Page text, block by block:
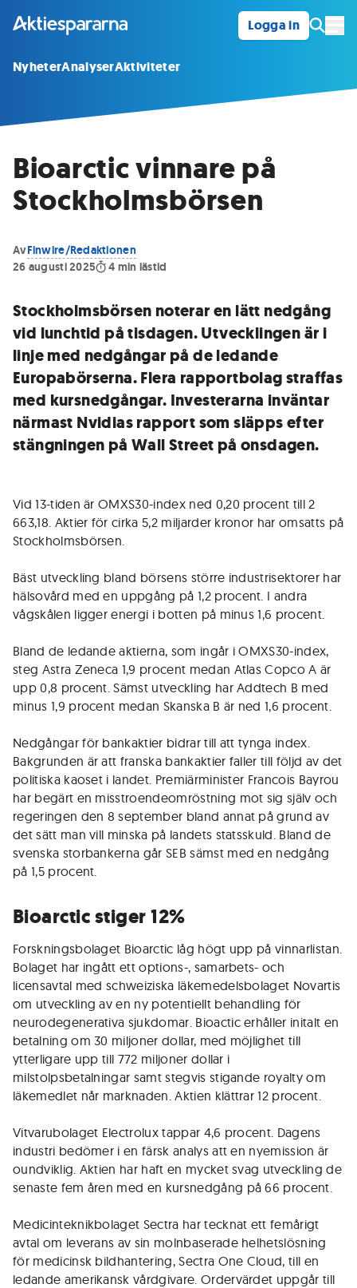
Logga in
NyheterAnalyserAktiviteter
Bioarctic vinnare på
Stockholmsbörsen
AvFinwire/Redaktionen
26 augusti 2025
4 min lästid
Stockholmsbörsen noterar en lätt nedgång
vid lunchtid på tisdagen. Utvecklingen är i
linje med nedgångar på de ledande
Europabörserna. Flera rapportbolag straffas
med kursnedgångar. Investerarna inväntar
närmast Nvidias rapport som släpps efter
stängningen på Wall Street på onsdagen.
Vid 13-tiden är OMXS30-index ned 0,20 procent till 2
663,18. Aktier för cirka 5,2 miljarder kronor har omsatts på
Stockholmsbörsen.
Bäst utveckling bland börsens större industrisektorer har
hälsovård med en uppgång på 1,2 procent. I andra
vågskålen ligger energi i botten på minus 1,6 procent.
Bland de ledande aktierna, som ingår i OMXS30-index,
steg Astra Zeneca 1,9 procent medan Atlas Copco A är
upp 0,8 procent. Sämst utveckling har Addtech B med
minus 1,9 procent medan Skanska B är ned 1,6 procent.
Nedgångar för bankaktier bidrar till att tynga index.
Bakgrunden är att franska bankaktier faller till följd av det
politiska kaoset i landet. Premiärminister Francois Bayrou
har begärt en misstroendeomröstning mot sig själv och
regeringen den 8 september bland annat på grund av
det sätt man vill minska på landets statsskuld. Bland de
svenska storbankerna går SEB sämst med en nedgång
på 1,5 procent.
Bioarctic stiger 12%
Forskningsbolaget Bioarctic låg högt upp på vinnarlistan.
Bolaget har ingått ett options-, samarbets- och
licensavtal med schweiziska läkemedelsbolaget Novartis
om utveckling av en ny potentiellt behandling för
neurodegenerativa sjukdomar. Bioactic erhåller initalt en
betalning om 30 miljoner dollar, med möjlighet till
ytterligare upp till 772 miljoner dollar i
milstolpsbetalningar samt stegvis stigande royalty om
läkemedlet når marknaden. Aktien klättrar 12 procent.
Vitvarubolaget Electrolux tappar 4,6 procent. Dagens
industri bedömer i en färsk analys att en nyemission är
oundviklig. Aktien har haft en mycket svag utveckling de
senaste fem åren med en kursnedgång på 66 procent.
Medicinteknikbolaget Sectra har tecknat ett femårigt
avtal om leverans av sin molnbaserade helhetslösning
för medicinsk bildhantering, Sectra One Cloud, till en
ledande amerikansk vårdgivare. Ordervärdet uppgår till